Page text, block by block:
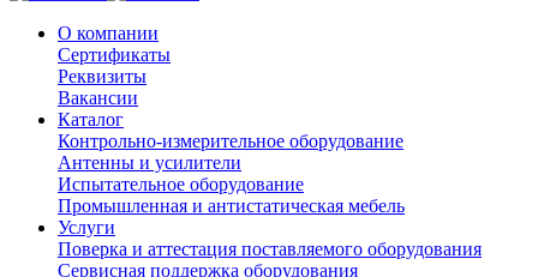
О компании
Сертификаты
Реквизиты
Вакансии
Каталог
Контрольно-измерительное оборудование
Антенны и усилители
Испытательное оборудование
Промышленная и антистатическая мебель
Услуги
Поверка и аттестация поставляемого оборудования
Сервисная поддержка оборудования